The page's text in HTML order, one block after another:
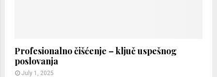
Profesionalno čišćenje – ključ uspešnog
poslovanja
July 1, 2025